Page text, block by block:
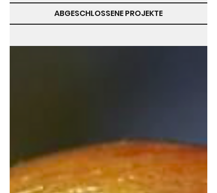
ABGESCHLOSSENE PROJEKTE